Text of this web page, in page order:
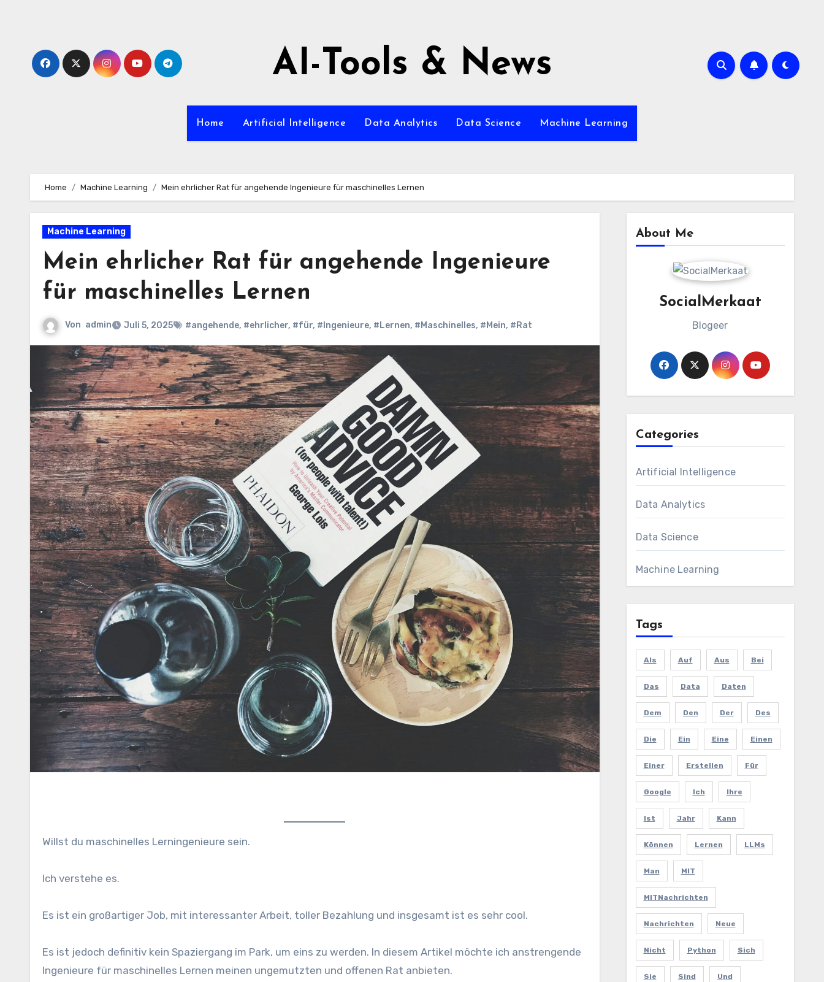
AI-Tools & News
Home Artificial Intelligence Data Analytics Data Science Machine Learning
Home Machine Learning Mein ehrlicher Rat für angehende Ingenieure für maschinelles Lernen
Machine Learning
Mein ehrlicher Rat für angehende Ingenieure
für maschinelles Lernen
Von admin Juli 5, 2025 #angehende, #ehrlicher, #für, #Ingenieure, #Lernen, #Maschinelles, #Mein, #Rat
Willst du maschinelles Lerningenieure sein.
Ich verstehe es.
Es ist ein großartiger Job, mit interessanter Arbeit, toller Bezahlung und insgesamt ist es sehr cool.
Es ist jedoch definitiv kein Spaziergang im Park, um eins zu werden. In diesem Artikel möchte ich anstrengende
Ingenieure für maschinelles Lernen meinen ungemutzten und offenen Rat anbieten.
About Me
SocialMerkaat
Blogeer
Categories
Artificial Intelligence
Data Analytics
Data Science
Machine Learning
Tags
Als Auf Aus Bei
Das Data Daten
Dem Den Der Des
Die Ein Eine Einen
Einer Erstellen Für
Google Ich Ihre
Ist Jahr Kann
Können Lernen LLMs
Man MIT
MITNachrichten
Nachrichten Neue
Nicht Python Sich
Sie Sind Und